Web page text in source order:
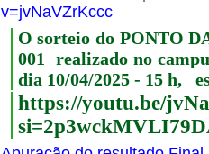
Link do sorteio de prova
v=jvNaVZrKccc
O sorteio do PONTO
001 realizado no
dia 10/04/2025 - 15 h,
https://youtu.be/